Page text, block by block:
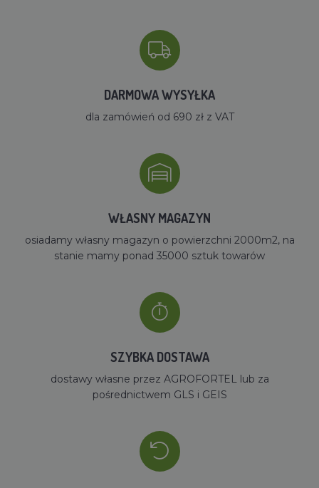
DARMOWA WYSYŁKA
dla zamówień od 690 zł z VAT
WŁASNY MAGAZYN
osiadamy własny magazyn o powierzchni 2000m2, na
stanie mamy ponad 35000 sztuk towarów
SZYBKA DOSTAWA
dostawy własne przez AGROFORTEL lub za
pośrednictwem GLS i GEIS